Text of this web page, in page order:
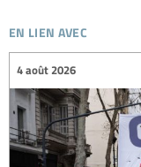
en lien avec
4 août 2026